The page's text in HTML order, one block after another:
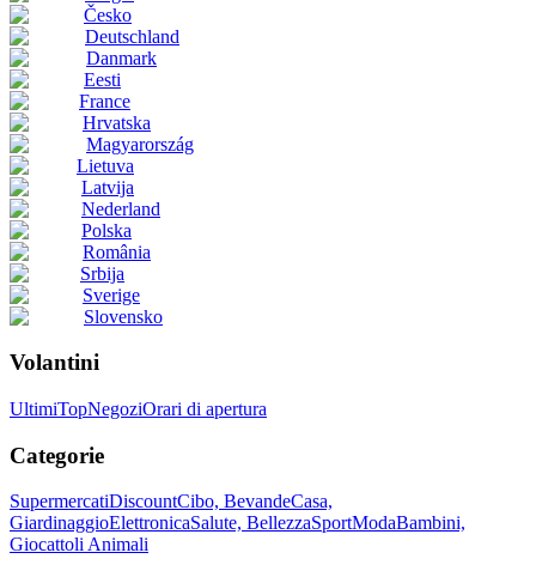
Česko
Deutschland
Danmark
Eesti
France
Hrvatska
Magyarország
Lietuva
Latvija
Nederland
Polska
România
Srbija
Sverige
Slovensko
Volantini
UltimiTopNegoziOrari di apertura
Categorie
SupermercatiDiscountCibo, BevandeCasa,
GiardinaggioElettronicaSalute, BellezzaSportModaBambini,
GiocattoliAnimali